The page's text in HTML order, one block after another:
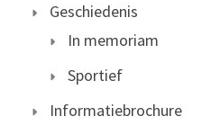
Geschiedenis
In memoriam
Sportief
Informatiebrochure